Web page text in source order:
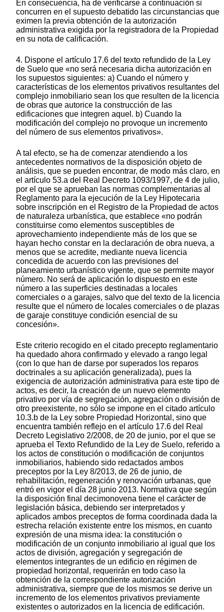
En consecuencia, ha de verificarse a continuación si
concurren en el supuesto debatido las circunstancias que
eximen la previa obtención de la autorización
administrativa exigida por la registradora de la Propiedad
en su nota de calificación.
4. Dispone el artículo 17.6 del texto refundido de la Ley
de Suelo que «no será necesaria dicha autorización en
los supuestos siguientes: a) Cuando el número y
características de los elementos privativos resultantes del
complejo inmobiliario sean los que resulten de la licencia
de obras que autorice la construcción de las
edificaciones que integren aquel. b) Cuando la
modificación del complejo no provoque un incremento
del número de sus elementos privativos».
A tal efecto, se ha de comenzar atendiendo a los
antecedentes normativos de la disposición objeto de
análisis, que se pueden encontrar, de modo más claro, en
el artículo 53.a del Real Decreto 1093/1997, de 4 de julio,
por el que se aprueban las normas complementarias al
Reglamento para la ejecución de la Ley Hipotecaria
sobre inscripción en el Registro de la Propiedad de actos
de naturaleza urbanística, que establece «no podrán
constituirse como elementos susceptibles de
aprovechamiento independiente más de los que se
hayan hecho constar en la declaración de obra nueva, a
menos que se acredite, mediante nueva licencia
concedida de acuerdo con las previsiones del
planeamiento urbanístico vigente, que se permite mayor
número. No será de aplicación lo dispuesto en este
número a las superficies destinadas a locales
comerciales o a garajes, salvo que del texto de la licencia
resulte que el número de locales comerciales o de plazas
de garaje constituye condición esencial de su
concesión».
Este criterio recogido en el citado precepto reglamentario
ha quedado ahora confirmado y elevado a rango legal
(con lo que han de darse por superados los reparos
doctrinales a su aplicación generalizada), pues la
exigencia de autorización administrativa para este tipo de
actos, es decir, la creación de un nuevo elemento
privativo por vía de segregación, agregación o división de
otro preexistente, no sólo se impone en el citado artículo
10.3.b de la Ley sobre Propiedad Horizontal, sino que
encuentra también reflejo en el artículo 17.6 del Real
Decreto Legislativo 2/2008, de 20 de junio, por el que se
aprueba el Texto Refundido de la Ley de Suelo, referido a
los actos de constitución o modificación de conjuntos
inmobiliarios, habiendo sido redactados ambos
preceptos por la Ley 8/2013, de 26 de junio, de
rehabilitación, regeneración y renovación urbanas, que
entró en vigor el día 28 junio 2013. Normativa que según
la disposición final decimonovena tiene el carácter de
legislación básica, debiendo ser interpretados y
aplicados ambos preceptos de forma coordinada dada la
estrecha relación existente entre los mismos, en cuanto
expresión de una misma idea: la constitución o
modificación de un conjunto inmobiliario al igual que los
actos de división, agregación y segregación de
elementos integrantes de un edificio en régimen de
propiedad horizontal, requerirán en todo caso la
obtención de la correspondiente autorización
administrativa, siempre que de los mismos se derive un
incremento de los elementos privativos previamente
existentes o autorizados en la licencia de edificación.